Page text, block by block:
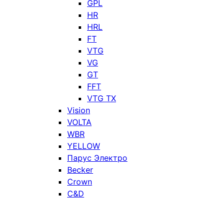
GPL
HR
HRL
FT
VTG
VG
GT
FFT
VTG TX
Vision
VOLTA
WBR
YELLOW
Парус Электро
Becker
Crown
C&D